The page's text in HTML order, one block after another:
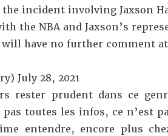
the incident involving Jaxson
the NBA and Jaxson’s
have no further comment
July 28, 2021
rester prudent dans ce
toutes les infos, ce n’est
entendre, encore plus